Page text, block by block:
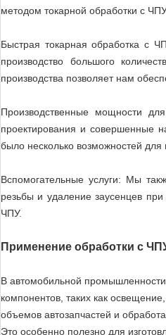
методом токарной обработки с
Быстрая токарная обработка с
производство большого
производства позволяет нам
Производственные мощности
проектирования и совершенные
было несколько возможностей
Вспомогательные услуги: Мы
резьбы и удаление заусенцев
ЧПУ.
Применение обработки с
В автомобильной
компонентов, таких как
объемов автозапчастей и
Это особенно полезно для